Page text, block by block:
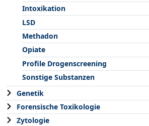
Intoxikation
LSD
Methadon
Opiate
Profile Drogenscreening
Sonstige Substanzen
Genetik
Forensische Toxikologie
Zytologie